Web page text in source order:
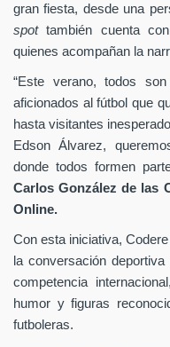
gran fiesta, desde una
spottambién cuenta
quienes acompañan la
“Este verano, todos
aficionados al fútbol que
hasta visitantes
Edson Álvarez,
donde todos formen
Carlos González de las
Online.
Con esta iniciativa,
la conversación
competencia
humor y figuras
futboleras.